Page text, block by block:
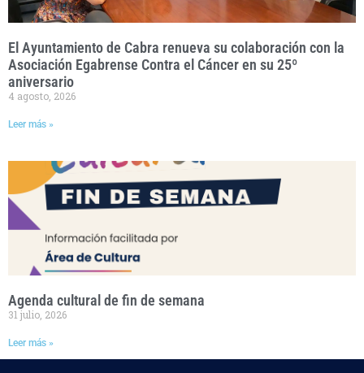
El Ayuntamiento de Cabra renueva su colaboración con la
Asociación Egabrense Contra el Cáncer en su 25º
aniversario
4 agosto, 2026
Leer más »
Agenda cultural de fin de semana
31 julio, 2026
Leer más »